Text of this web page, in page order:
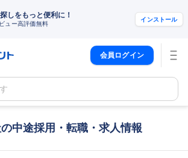
しをもっと便利に！
ュー高評価無料
インストール
会員ログイン
中途採用・転職・求人情報